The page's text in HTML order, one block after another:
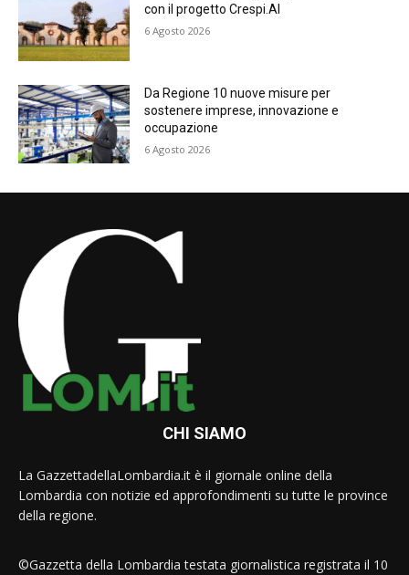
con il progetto Crespi.AI
6 Agosto 2026
Da Regione 10 nuove misure per
sostenere imprese, innovazione e
occupazione
6 Agosto 2026
CHI SIAMO
La GazzettadellaLombardia.it è il giornale online della
Lombardia con notizie ed approfondimenti su tutte le province
della regione.
©Gazzetta della Lombardia testata giornalistica registrata il 10